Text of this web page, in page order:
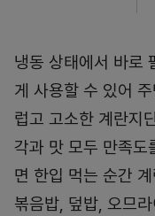
냉동 상태에서 바로
게 사용할 수 있어
럽고 고소한 계란지
각과 맛 모두 만족도
면 한입 먹는 순간
볶음밥, 덮밥, 오므